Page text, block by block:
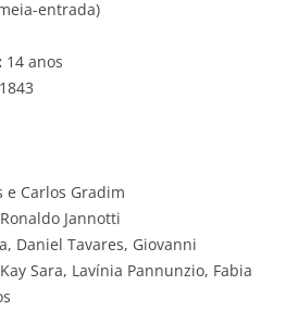
entrada)
14 anos
e Carlos Gradim
Ronaldo Jannotti
Daniel Tavares, Giovanni
Sara, Lavínia Pannunzio, Fabia